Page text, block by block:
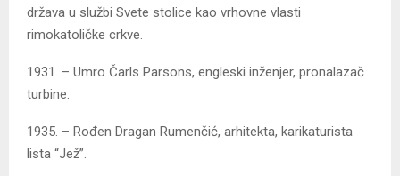
država u službi Svete stolice kao vrhovne vlasti
rimokatoličke crkve.
1931. – Umro Čarls Parsons, engleski inženjer, pronalazač
turbine.
1935. – Rođen Dragan Rumenčić, arhitekta, karikaturista
lista “Jež”.